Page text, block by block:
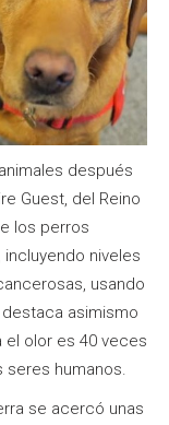
después
Guest, del Reino
los perros
niveles
usando
asimismo
olor es 40 veces
seres humanos.
se acercó unas